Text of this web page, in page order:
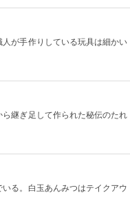
が手作りしている玩具は細かい
継ぎ足して作られた秘伝のたれ
る。白玉あんみつはテイクアウ